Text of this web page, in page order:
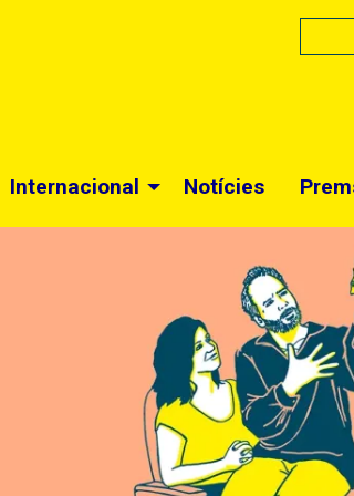
Internacional Notícies